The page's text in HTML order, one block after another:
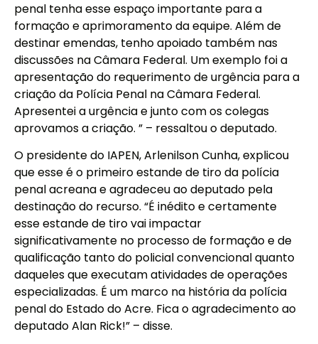
penal tenha esse espaço importante para a
formação e aprimoramento da equipe. Além de
destinar emendas, tenho apoiado também nas
discussões na Câmara Federal. Um exemplo foi a
apresentação do requerimento de urgência para a
criação da Polícia Penal na Câmara Federal.
Apresentei a urgência e junto com os colegas
aprovamos a criação. ” – ressaltou o deputado.
O presidente do IAPEN, Arlenilson Cunha, explicou
que esse é o primeiro estande de tiro da polícia
penal acreana e agradeceu ao deputado pela
destinação do recurso. “É inédito e certamente
esse estande de tiro vai impactar
significativamente no processo de formação e de
qualificação tanto do policial convencional quanto
daqueles que executam atividades de operações
especializadas. É um marco na história da polícia
penal do Estado do Acre. Fica o agradecimento ao
deputado Alan Rick!” – disse.